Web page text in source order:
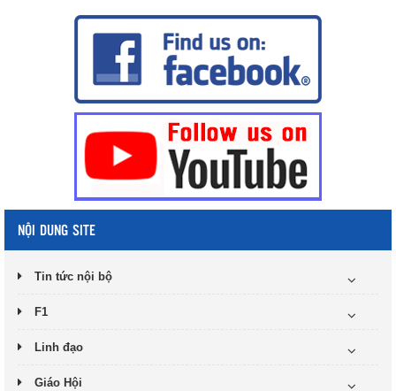
NỘI DUNG SITE
Tin tức nội bộ
F1
Linh đạo
Giáo Hội